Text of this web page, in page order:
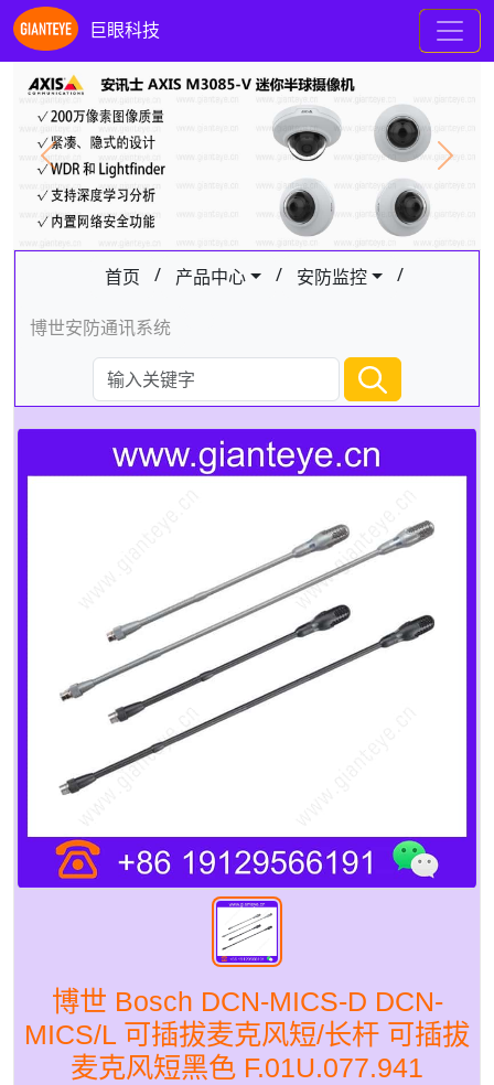
巨眼科技
Previous Next
首页 / 产品中心 / 安防监控 /
博世安防通讯系统
博世 Bosch DCN-MICS-D DCN-
MICS/L 可插拔麦克风短/长杆 可插拔
麦克风短黑色 F.01U.077.941